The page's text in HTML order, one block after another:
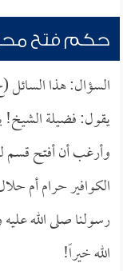
حكم فتح محل
السؤال: هذا السائل
يقول: فضيلة الشيخ!
وأرغب أن أفتح قسم
الكوافير حرام أم
رسولنا صلى الله
الله خيراً!